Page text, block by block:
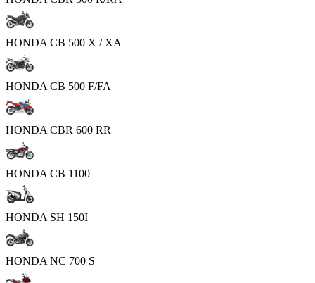
HONDA CB 500 X / XA
HONDA CB 500 F/FA
HONDA CBR 600 RR
HONDA CB 1100
HONDA SH 150I
HONDA NC 700 S